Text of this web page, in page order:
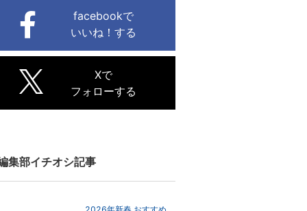
facebookで
いいね！する
Xで
フォローする
集部イチオシ記事